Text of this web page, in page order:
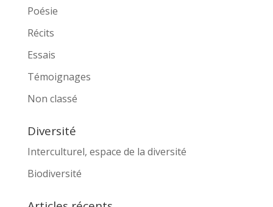
Poésie
Récits
Essais
Témoignages
Non classé
Diversité
Interculturel, espace de la diversité
Biodiversité